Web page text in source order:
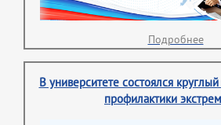
Подробнее
В университете состоялся
профилактики